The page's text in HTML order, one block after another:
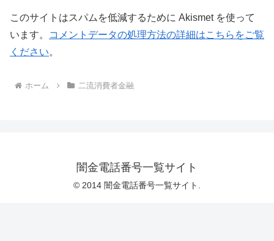
このサイトはスパムを低減するために Akismet を使って
います。
コメントデータの処理方法の詳細はこちらをご覧
ください。
ホーム 二流消費者金融
闇金電話番号一覧サイト
© 2014 闇金電話番号一覧サイト.